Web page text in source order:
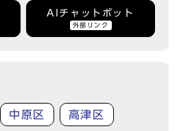
AIチャットボット
外部リンク
中原区 高津区